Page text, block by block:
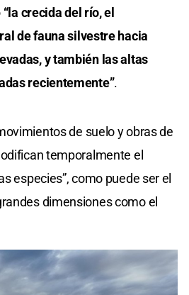
“la crecida del río, el
de fauna silvestre hacia
y también las altas
recientemente”.
de suelo y obras de
temporalmente el
especies”, como puede ser el
dimensiones como el